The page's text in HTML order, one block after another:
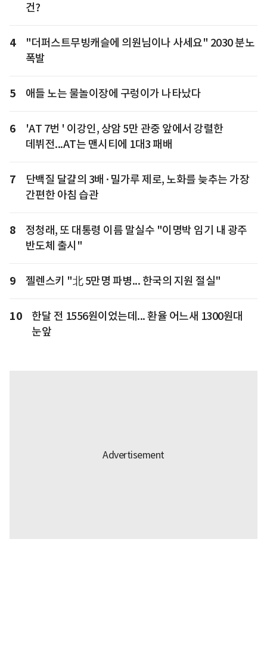
건?
4
"더퍼스트무빙캐슬에 의원님이나 사세요" 2030 분노
폭발
5 애들 노는 물놀이장에 구렁이가 나타났다
6
'AT 7번 ' 이강인, 상암 5만 관중 앞에서 강렬한
데뷔전...AT는 맨시티에 1대3 패배
7
단백질 달걀의 3배·밀가루 제로, 노화를 늦추는 가장
간편한 아침 습관
8
정청래, 또 대통령 이름 말실수 "이명박 임기 내 광주
반도체 출시"
9 젤렌스키 "北 5만명 파병... 한국의 지원 절실"
10
한달 전 1556원이었는데... 환율 어느새 1300원대
눈앞